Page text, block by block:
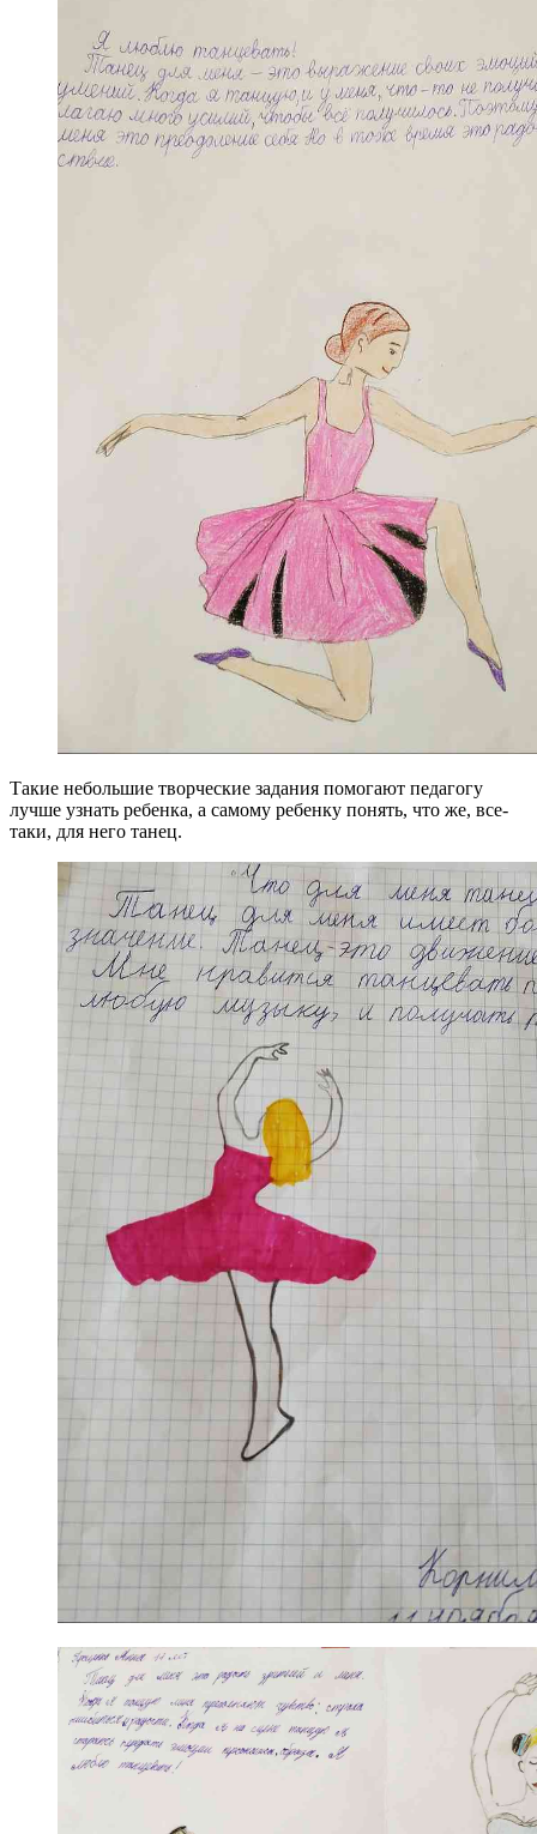
Такие небольшие творческие задания помогают педагогу
лучше узнать ребенка, а самому ребенку понять, что же, все-
таки, для него танец.